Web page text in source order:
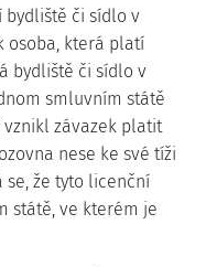
bydliště či sídlo v
osoba, která platí
bydliště či sídlo v
smluvním státě
vznikl závazek platit
nese ke své tíži
že tyto licenční
státě, ve kterém je